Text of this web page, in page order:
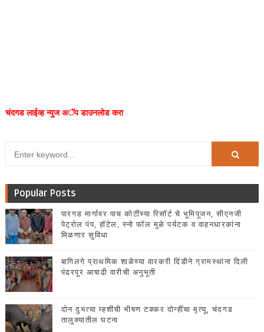
चंदगड लाईव्ह न्युज अॅप डाउनलोड करा
Popular Posts
पारगड मार्गावर पाच कोटींच्या रिसॉर्ट चे भूमिपूजन, सीएनजी
पेट्रोल पंप, हॉटेल, स्नो फॉल मुळे पर्यटक व वाहनधारकांना
मिळणार सुविधा
बागिलगे प्राथमिक शाळेच्या वारकरी दिंडीने ग्रामस्थांना दिली
पंढरपूर आषाढी वारीची अनुभूती
दोन दुभत्या म्हशींची भीषण टक्कर दोन्हींचा मृत्यू, चंदगड
तालुक्यातील घटना